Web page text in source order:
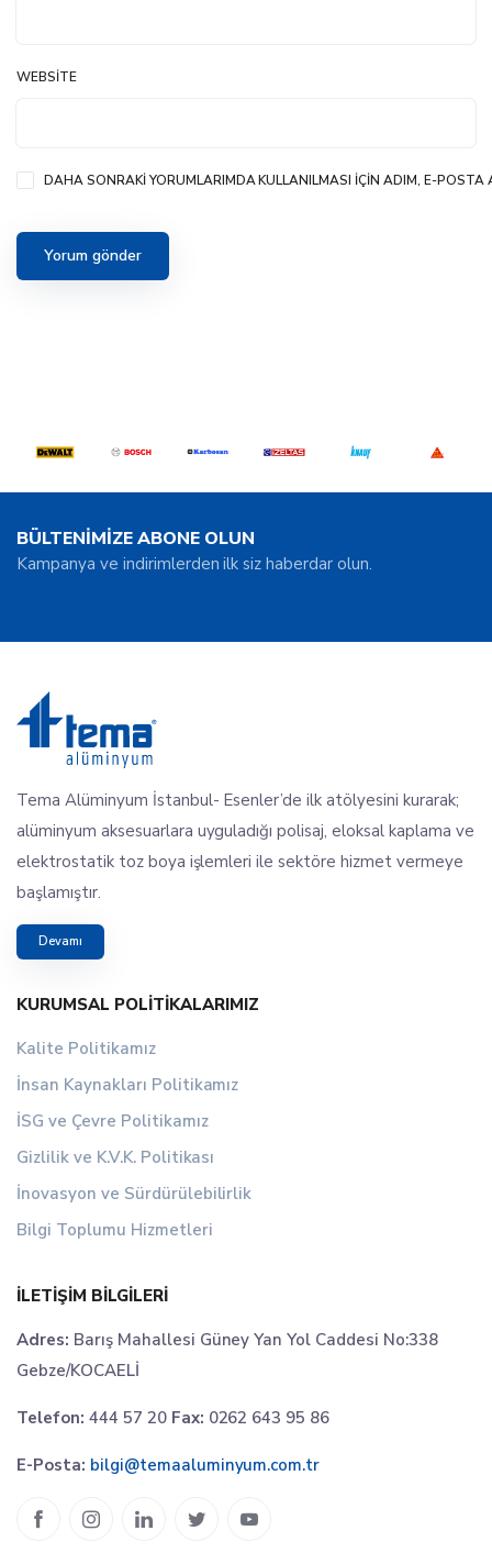
WEBSITE
DAHA SONRAKI YORUMLARIMDA KULLANILMASI IÇIN ADIM, E-POSTA
BÜLTENİMİZE ABONE OLUN
Kampanya ve indirimlerden ilk siz haberdar olun.
Tema Alüminyum İstanbul- Esenler’de ilk atölyesini kurarak;
alüminyum aksesuarlara uyguladığı polisaj, eloksal kaplama ve
elektrostatik toz boya işlemleri ile sektöre hizmet vermeye
başlamıştır.
Devamı
KURUMSAL POLITIKALARIMIZ
Kalite Politikamız
İnsan Kaynakları Politikamız
İSG ve Çevre Politikamız
Gizlilik ve K.V.K. Politikası
İnovasyon ve Sürdürülebilirlik
Bilgi Toplumu Hizmetleri
İLETIŞIM BILGILERI
Adres: Barış Mahallesi Güney Yan Yol Caddesi No:338
Gebze/KOCAELİ
Telefon: 444 57 20 Fax: 0262 643 95 86
E-Posta: bilgi@temaaluminyum.com.tr